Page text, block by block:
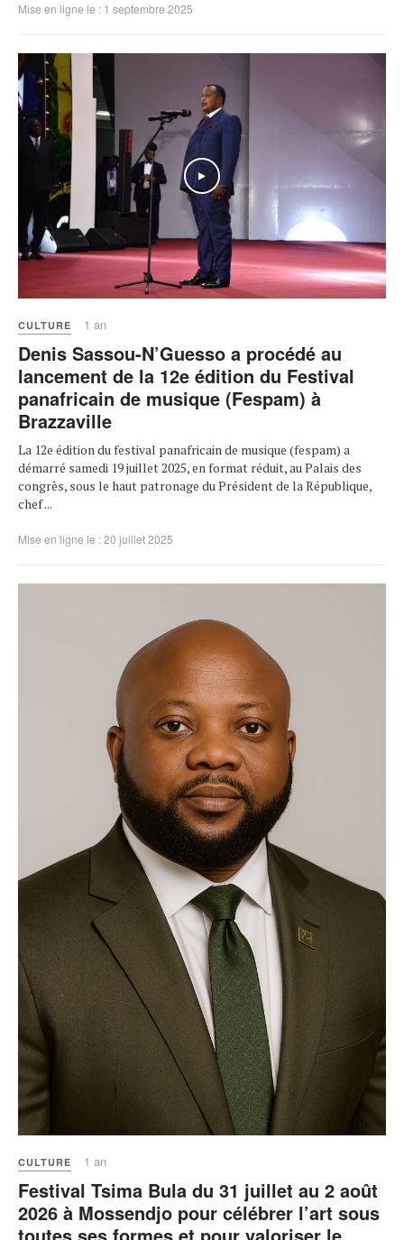
Mise en ligne le : 1 septembre 2025
CULTURE 1 an
Denis Sassou-N’Guesso a procédé au
lancement de la 12e édition du Festival
panafricain de musique (Fespam) à
Brazzaville
La 12e édition du festival panafricain de musique (fespam) a
démarré samedi 19 juillet 2025, en format réduit, au Palais des
congrès, sous le haut patronage du Président de la République,
chef ...
Mise en ligne le : 20 juillet 2025
CULTURE 1 an
Festival Tsima Bula du 31 juillet au 2 août
2026 à Mossendjo pour célébrer l’art sous